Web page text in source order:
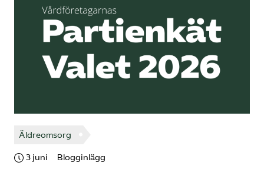
Äldreomsorg
3 juni Blogginlägg